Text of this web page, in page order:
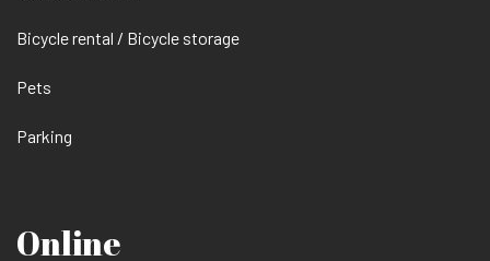
Bicycle rental / Bicycle storage
Pets
Parking
Online